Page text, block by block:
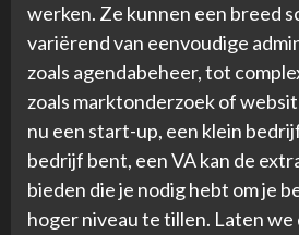
werken. Ze kunnen een breed
variërend van eenvoudige
zoals agendabeheer, tot
zoals marktonderzoek of
nu een start-up, een klein
bedrijf bent, een VA kan de
bieden die je nodig hebt om je
hoger niveau te tillen. Laten